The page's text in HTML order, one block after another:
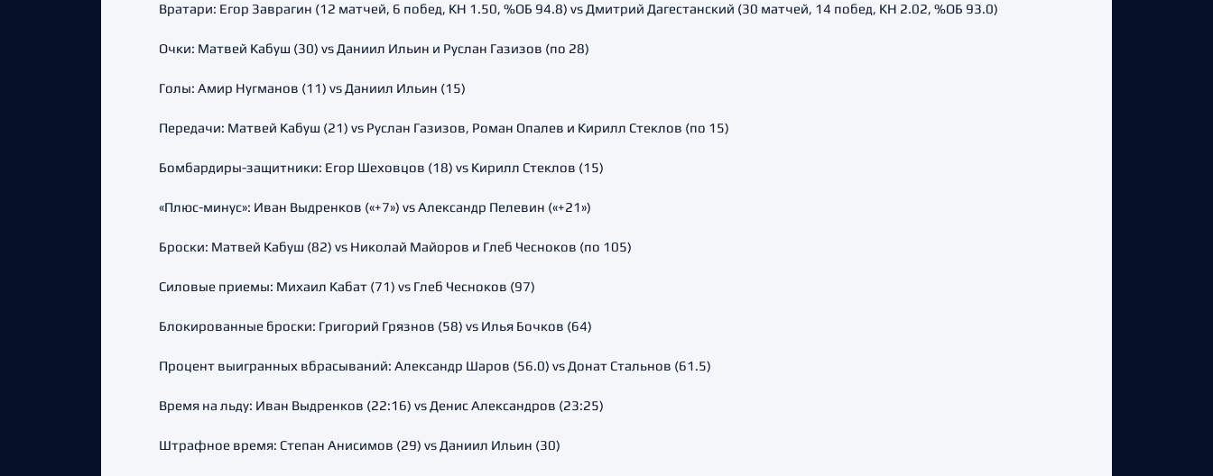
Вратари: Егор Заврагин (12 матчей, 6 побед, КН 1.50, %ОБ 94.8) vs Дмитрий Дагестанский (30 матчей, 14 побед, КН 2.02, %ОБ 93.0)
Очки: Матвей Кабуш (30) vs Даниил Ильин и Руслан Газизов (по 28)
Голы: Амир Нугманов (11) vs Даниил Ильин (15)
Передачи: Матвей Кабуш (21) vs Руслан Газизов, Роман Опалев и Кирилл Стеклов (по 15)
Бомбардиры-защитники: Егор Шеховцов (18) vs Кирилл Стеклов (15)
«Плюс-минус»: Иван Выдренков («+7») vs Александр Пелевин («+21»)
Броски: Матвей Кабуш (82) vs Николай Майоров и Глеб Чесноков (по 105)
Силовые приемы: Михаил Кабат (71) vs Глеб Чесноков (97)
Блокированные броски: Григорий Грязнов (58) vs Илья Бочков (64)
Процент выигранных вбрасываний: Александр Шаров (56.0) vs Донат Стальнов (61.5)
Время на льду: Иван Выдренков (22:16) vs Денис Александров (23:25)
Штрафное время: Степан Анисимов (29) vs Даниил Ильин (30)